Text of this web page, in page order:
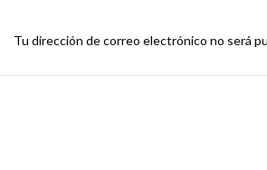
Tu dirección de correo electrónico no será